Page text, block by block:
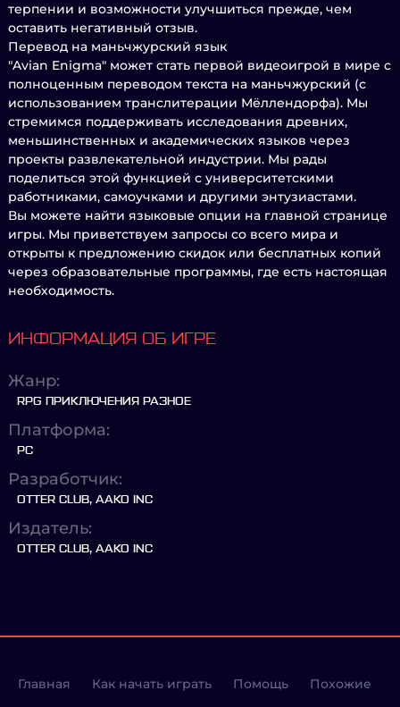
терпении и возможности улучшиться прежде, чем
оставить негативный отзыв.
Перевод на маньчжурский язык
"Avian Enigma" может стать первой видеоигрой в мире с
полноценным переводом текста на маньчжурский (с
использованием транслитерации Мёллендорфа). Мы
стремимся поддерживать исследования древних,
меньшинственных и академических языков через
проекты развлекательной индустрии. Мы рады
поделиться этой функцией с университетскими
работниками, самоучками и другими энтузиастами.
Вы можете найти языковые опции на главной странице
игры. Мы приветствуем запросы со всего мира и
открыты к предложению скидок или бесплатных копий
через образовательные программы, где есть настоящая
необходимость.
ИНФОРМАЦИЯ ОБ ИГРЕ
Жанр:
RPG ПРИКЛЮЧЕНИЯ РАЗНОЕ
Платформа:
PC
Разработчик:
OTTER CLUB, AAKO INC
Издатель:
OTTER CLUB, AAKO INC
Главная Как начать играть Помощь Похожие